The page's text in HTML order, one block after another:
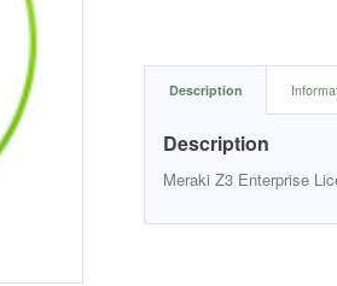
Description
Description
Meraki Z3 Enterprise